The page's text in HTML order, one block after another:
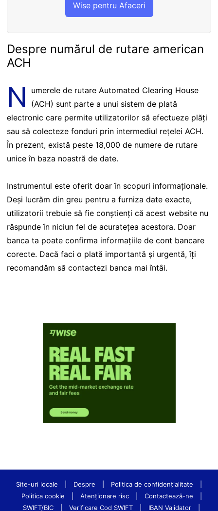
Wise pentru Afaceri
Despre numărul de rutare american
ACH
N
umerele de rutare Automated Clearing House
(ACH) sunt parte a unui sistem de plată
electronic care permite utilizatorilor să efectueze plăți
sau să colecteze fonduri prin intermediul rețelei ACH.
În prezent, există peste 18,000 de numere de rutare
unice în baza noastră de date.
Instrumentul este oferit doar în scopuri informaționale.
Deși lucrăm din greu pentru a furniza date exacte,
utilizatorii trebuie să fie conștienți că acest website nu
răspunde în niciun fel de acuratețea acestora. Doar
banca ta poate confirma informațiile de cont bancare
corecte. Dacă faci o plată importantă și urgentă, îți
recomandăm să contactezi banca mai întâi.
Site-uri locale Despre Politica de confidenţialitate
Politica cookie
Atenționare risc Contactează-ne
SWIFT/BIC
Verificare Cod SWIFT IBAN Validator